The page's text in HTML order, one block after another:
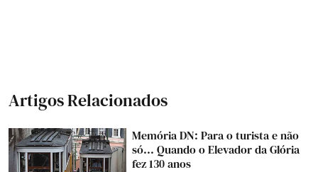
Artigos Relacionados
Memória DN: Para o turista e não
só... Quando o Elevador da Glória
fez 130 anos